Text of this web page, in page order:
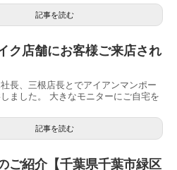
記事を読む
ク店舗にお客様ご来店され
長、三根店長とでアイアンマンポー
ました。 大きなモニターにご自宅を
記事を読む
ご紹介【千葉県千葉市緑区